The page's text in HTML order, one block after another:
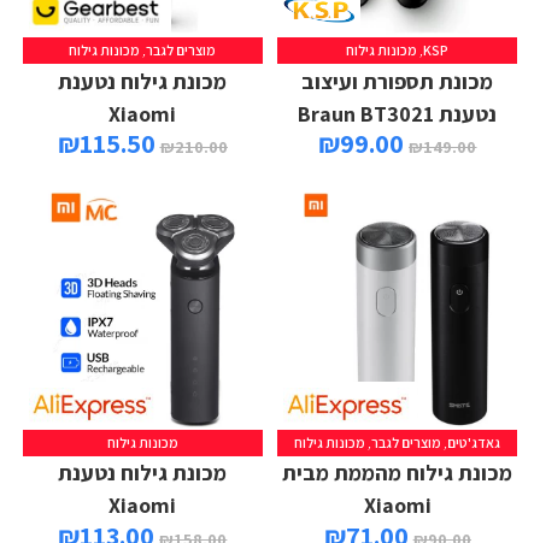
KSP
, מכונות גילוח
מכונת תספורת ועיצוב
נטענת Braun BT3021
₪149.00
₪99.00
מוצרים לגבר, מכונות גילוח
מכונת גילוח נטענת
Xiaomi
₪210.00
₪115.50
גאדג'טים מוצרים לגבר, מכונות גילוח
מכונת גילוח מהממת מבית
Xiaomi
₪71.00
מכונות גילוח
מכונת גילוח נטענת
Xiaomi
₪113.00